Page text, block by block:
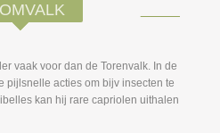
vaak voor dan de Torenvalk. In de
pijlsnelle acties om bijv insecten te
kan hij rare capriolen uithalen